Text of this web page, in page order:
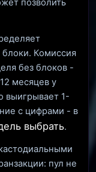
позволить
блоки. Комиссия
без блоков -
месяцев у
выигрывает 1-
с цифрами - в
выбрать.
пул не